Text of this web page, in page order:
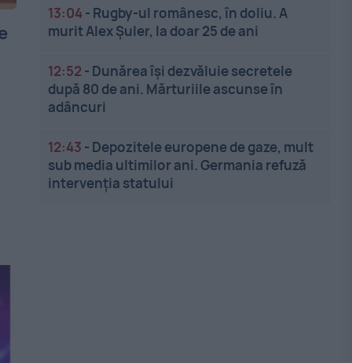
13:04- Rugby-ul românesc, în doliu. A
murit Alex Șuler, la doar 25 de ani
12:52 - Dunărea își dezvăluie secretele
după 80 de ani. Mărturiile ascunse în
adâncuri
12:43 - Depozitele europene de gaze, mult
sub media ultimilor ani. Germania refuză
intervenția statului